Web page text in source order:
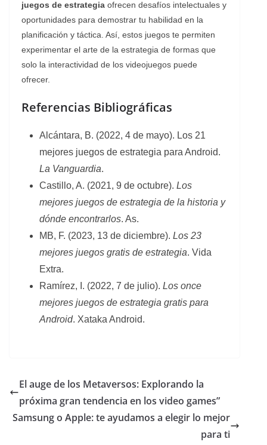
juegos de estrategia ofrecen desafíos intelectuales y
oportunidades para demostrar tu habilidad en la
planificación y táctica. Así, estos juegos te permiten
experimentar el arte de la estrategia de formas que
solo la interactividad de los videojuegos puede
ofrecer.
Referencias Bibliográficas
Alcántara, B. (2022, 4 de mayo). Los 21
mejores juegos de estrategia para Android.
La Vanguardia.
Castillo, A. (2021, 9 de octubre). Los
mejores juegos de estrategia de la historia y
dónde encontrarlos. As.
MB, F. (2023, 13 de diciembre). Los 23
mejores juegos gratis de estrategia. Vida
Extra.
Ramírez, I. (2022, 7 de julio). Los once
mejores juegos de estrategia gratis para
Android. Xataka Android.
El auge de los Metaversos: Explorando la
próxima gran tendencia en los video games”
Samsung o Apple: te ayudamos a elegir lo mejor
para ti